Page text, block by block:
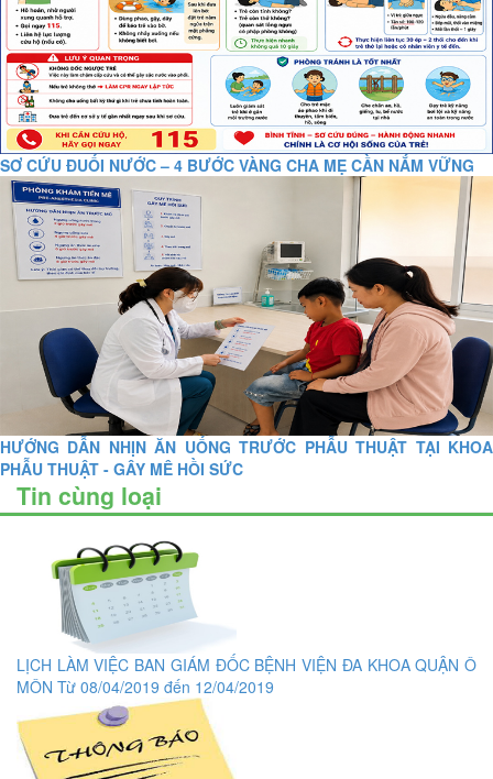
SƠ CỨU ĐUỐI NƯỚC – 4 BƯỚC VÀNG CHA MẸ CẦN NẮM VỮNG
HƯỚNG DẪN NHỊN ĂN UỐNG TRƯỚC PHẪU THUẬT TẠI KHOA
PHẪU THUẬT - GÂY MÊ HỒI SỨC
Tin cùng loại
LỊCH LÀM VIỆC BAN GIÁM ĐỐC BỆNH VIỆN ĐA KHOA QUẬN Ô
MÔN Từ 08/04/2019 đến 12/04/2019